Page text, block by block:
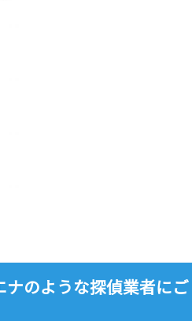
のような探偵業者にご